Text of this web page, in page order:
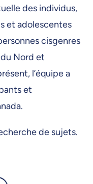
des individus,
et adolescentes
cisgenres
Nord et
l’équipe a
et
de sujets.